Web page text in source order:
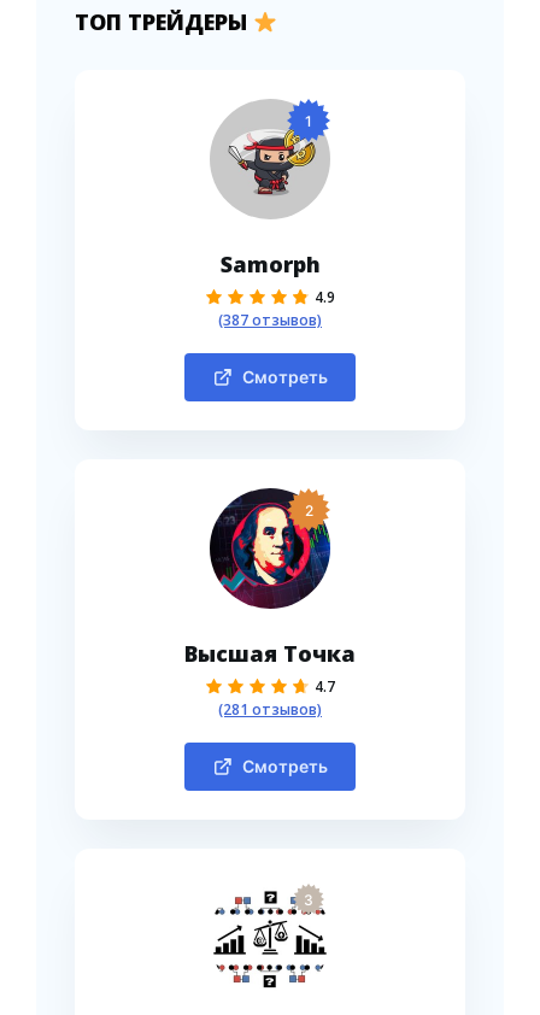
ТОП ТРЕЙДЕРЫ
1
Samorph
4.9
(387 отзывов)
Смотреть
2
Высшая Точка
4.7
(281 отзывов)
Смотреть
3